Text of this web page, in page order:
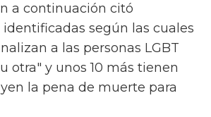
a continuación citó
según las cuales
a las personas LGBT
otra" y unos 10 más tienen
la pena de muerte para